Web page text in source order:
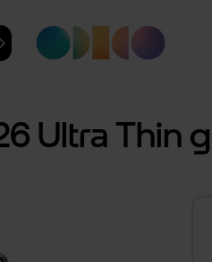
Ultra Thin